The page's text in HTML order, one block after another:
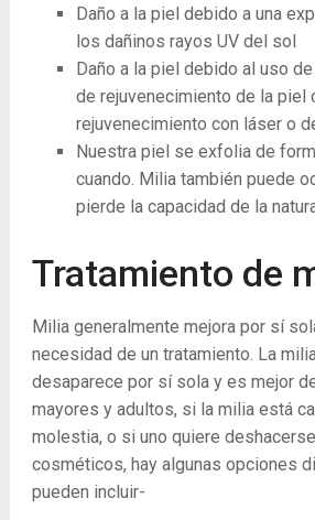
Daño a la piel debido a una
los dañinos rayos UV del sol
Daño a la piel debido al uso
de rejuvenecimiento de la piel
rejuvenecimiento con láser o
Nuestra piel se exfolia de
cuando. Milia también puede
pierde la capacidad de la
Tratamiento de
Milia generalmente mejora por sí
necesidad de un tratamiento. La
desaparece por sí sola y es mejor
mayores y adultos, si la milia está
molestia, o si uno quiere
cosméticos, hay algunas opciones
pueden incluir-